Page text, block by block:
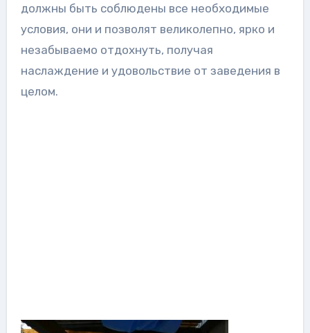
должны быть соблюдены все необходимые
условия, они и позволят великолепно, ярко и
незабываемо отдохнуть, получая
наслаждение и удовольствие от заведения в
целом.